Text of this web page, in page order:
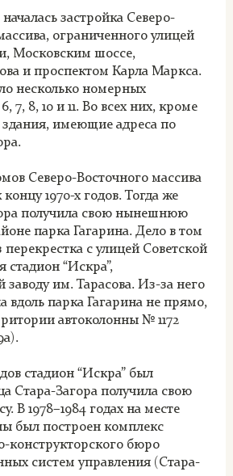
застройка Северо-
ограниченного улицей
Московским шоссе,
и проспектом Карла Маркса.
несколько номерных
7, 8, 10 и 11. Во всех них, кроме
здания, имеющие адреса по
Северо-Восточного массива
1970-х годов. Тогда же
получила свою нынешнюю
парка Гагарина. Дело в том
перекрестка с улицей Советской
“Искра”,
им. Тарасова. Из-за него
вдоль парка Гагарина не прямо,
автоколонны № 1172
стадион “Искра” был
Стара-Загора получила свою
В 1978–1984 годах на месте
был построен комплекс
конструкторского бюро
систем управления (Стара-